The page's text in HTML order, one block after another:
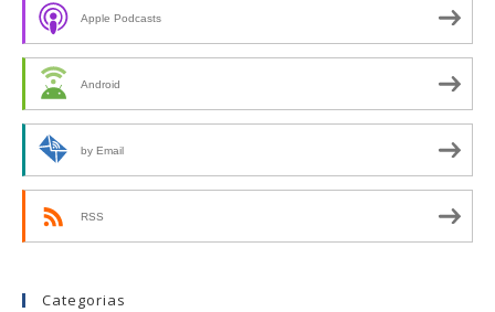
Apple Podcasts
Android
by Email
RSS
Categorias